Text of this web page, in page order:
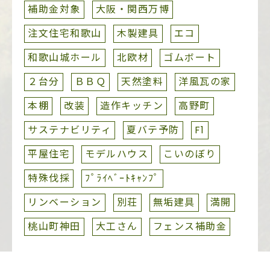
補助金対象
大阪・関西万博
注文住宅和歌山
木製建具
エコ
和歌山城ホール
北欧材
ゴムボート
２台分
ＢＢＱ 天然塗料
洋風瓦の家
本棚
改装 造作キッチン
高野町
サステナビリティ
夏バテ予防
F1
平屋住宅
モデルハウス
こいのぼり
特殊伐採
ﾌﾟﾗｲﾍﾞｰﾄｷｬﾝﾌﾟ
リンベーション
別荘 無垢建具
満開
桃山町神田
大工さん フェンス補助金